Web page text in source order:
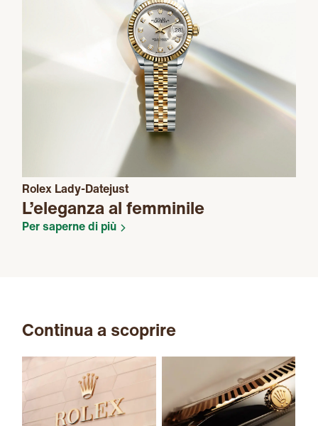
Rolex Lady-Datejust
L’eleganza al femminile
Per saperne di più
Continua a scoprire